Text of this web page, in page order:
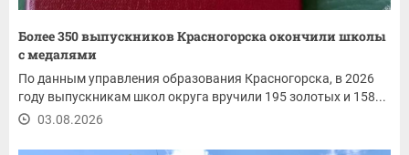
Более 350 выпускников Красногорска окончили школы
с медалями
По данным управления образования Красногорска, в 2026
году выпускникам школ округа вручили 195 золотых и 158...
03.08.2026